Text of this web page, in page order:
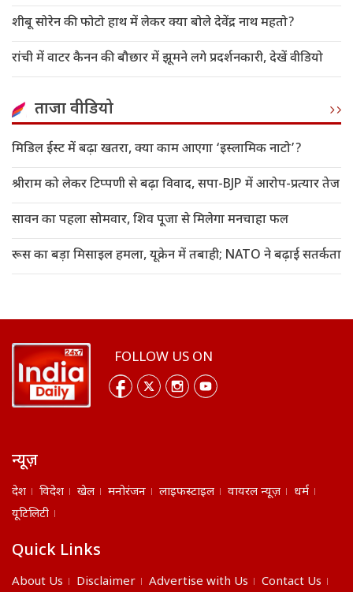
शीबू सोरेन की फोटो हाथ में लेकर क्या बोले देवेंद्र नाथ महतो?
रांची में वाटर कैनन की बौछार में झूमने लगे प्रदर्शनकारी, देखें वीडियो
ताजा वीडियो
मिडिल ईस्ट में बढ़ा खतरा, क्या काम आएगा ‘इस्लामिक नाटो’?
श्रीराम को लेकर टिप्पणी से बढ़ा विवाद, सपा-BJP में आरोप-प्रत्यार तेज
सावन का पहला सोमवार, शिव पूजा से मिलेगा मनचाहा फल
रूस का बड़ा मिसाइल हमला, यूक्रेन में तबाही; NATO ने बढ़ाई सतर्कता
FOLLOW US ON
न्यूज़
देश विदेश खेल मनोरंजन लाइफस्टाइल वायरल न्यूज़
धर्म
यूटिलिटी
Quick Links
About Us Disclaimer Advertise with Us Contact Us